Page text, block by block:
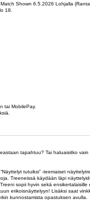
Shown 6.5.2026 Lohjalla
18.
tai MobilePay.
tapahtuu? Tai haluaisitko
tutuiksi” -teemaiset
Treeneissä käydään läpi
sopii hyvin sekä
erikoisnäyttelyyn! Lisäksi saat
kunnostamista opastuksen avulla.